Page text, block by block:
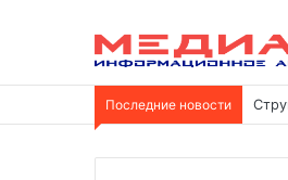
Последние новости